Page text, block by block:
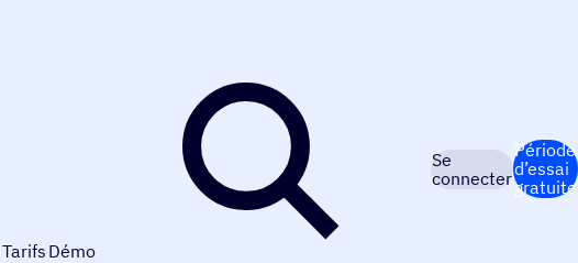
Tarifs Démo
Se
connecter
Période
d’essai
gratuite